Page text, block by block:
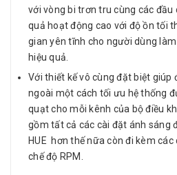
với vòng bi trơn tru cùng các đầu
quả hoạt động cao với độ ồn tối
gian yên tĩnh cho người dùng
hiệu quả.
Với thiết kế vô cùng đặt biệt giúp
ngoài một cách tối ưu hệ thống
quạt cho mỗi kênh của bộ điều
gồm tất cả các cài đặt ánh sáng
HUE hơn thế nữa còn đi kèm các
chế độ RPM.